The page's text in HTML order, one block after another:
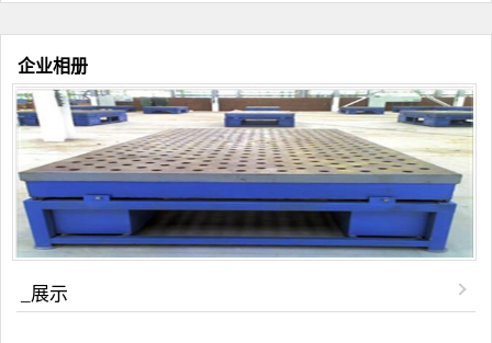
企业相册
_展示